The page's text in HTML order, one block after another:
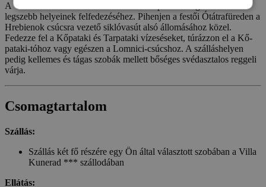
A Villa Kunerad *** csodálatos kiindulópont a Magas-Tátra
legszebb helyeinek felfedezéséhez. Pihenjen a festői Ótátrafüreden a
Hrebienok csúcsra vezető siklóvasút alsó állomásához közel.
Fedezze fel a Kőpataki és Tarpataki vízeséseket, túrázzon el a Kő-
pataki-tóhoz vagy egészen a Lomnici-csúcshoz. A szálláshelyen
pedig kellemes és tágas szobák mellett bőséges svédasztalos reggeli
várja.
Csomagtartalom
Szállás:
Szállás két fő részére egy Ön által választott szobában a Villa
Kunerad *** szállodában
Ellátás: